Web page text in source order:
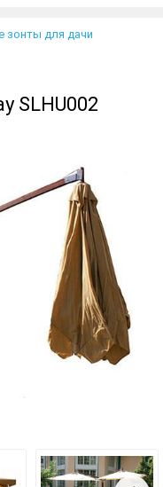
зонты для дачи
SLHU002